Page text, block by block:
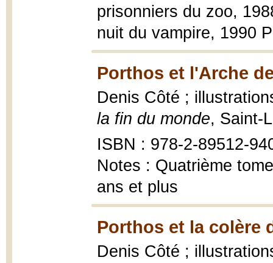
prisonniers du zoo,
nuit du vampire, 1990
Porthos et l'Arche
Denis Côté ;
la fin du monde, Saint-
ISBN : 978-2-89512-
Notes : Quatrième
ans et plus
Porthos et la colère
Denis Côté ;